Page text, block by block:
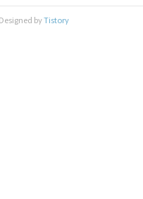
byTistory